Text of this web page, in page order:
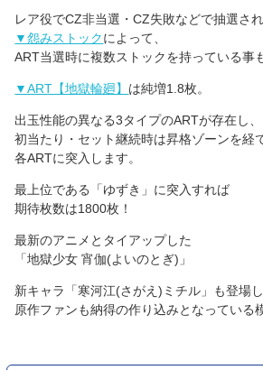
レア役でCZ非当選・CZ失敗などで抽選さ
▼怨みストックによって、
ART当選時に複数ストックを持っている事
▼ART【地獄輪廻】 は純増1.8枚。
出玉性能の異なる3タイプのARTが存在し、
初当たり・セット継続時は昇格ゾーンを経
各ARTに突入します。
最上位である「ゆずき」に突入すれば
期待枚数は1800枚！
最新のアニメとタイアップした
「地獄少女 宵伽(よいのとぎ)」
新キャラ「寒河江(さがえ)ミチル」も登場し
原作ファンも納得の作り込みとなっている